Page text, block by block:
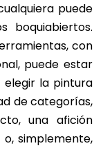
puede
boquiabiertos.
con
puede estar
elegir la pintura
de categorías,
una afición
simplemente,